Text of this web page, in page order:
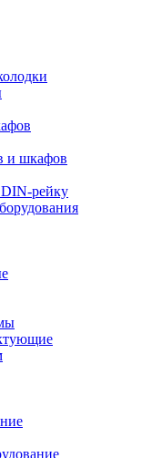
и шкафов
рейку